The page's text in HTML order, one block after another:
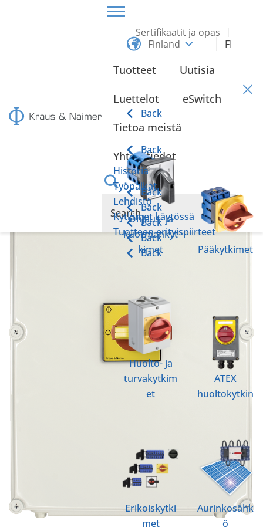
Sertifikaatit ja opas
Finland
FI
Tuotteet
Back
Ohjaus- ja
kuormankyt
kimet
Pääkytkimet
Huolto- ja
turvakytkim
et
ATEX
huoltokytkin
Erikoiskytki
met
Aurinkosähk
ö
Uutisia
Luettelot eSwitch
Tietoa meistä
Back
Historia
Back
Työpaikat
Back
Lehdistö
Back
Kytkimet käytössä
Back
Tuotteen erityispiirteet
Back
Yhteystiedot
HUOLTO- JA TURVAKYTKIMET
Enintään 132 kW